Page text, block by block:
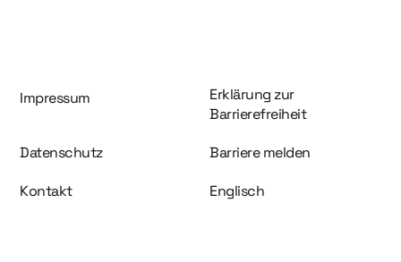
Information und Service
Impressum
Erklärung zur
Barrierefreiheit
Datenschutz Barriere melden
Kontakt Englisch